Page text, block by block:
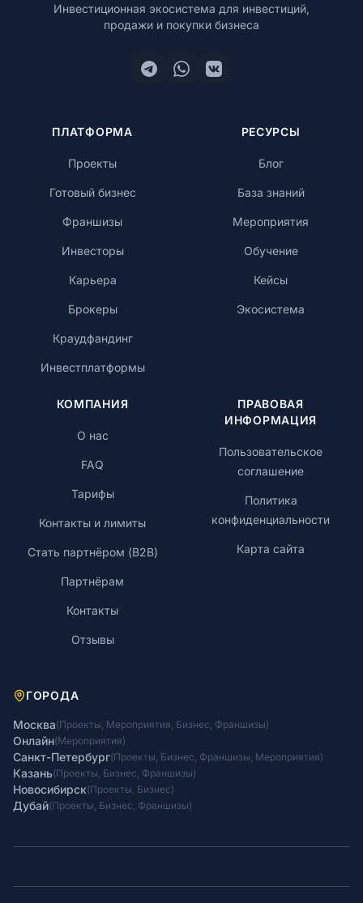
© 2026 Все права защищены
Инвестиционная экосистема для инвестиций,
продажи и покупки бизнеса
ПЛАТФОРМА
Проекты
Готовый бизнес
Франшизы
Инвесторы
Карьера
Брокеры
Краудфандинг
Инвестплатформы
РЕСУРСЫ
Блог
База знаний
Мероприятия
Обучение
Кейсы
Экосистема
КОМПАНИЯ
О нас
FAQ
Тарифы
Контакты и лимиты
Стать партнёром (B2B)
Партнёрам
Контакты
Отзывы
ПРАВОВАЯ
ИНФОРМАЦИЯ
Пользовательское
соглашение
Политика
конфиденциальности
Карта сайта
ГОРОДА
Москва(Проекты, Мероприятия, Бизнес, Франшизы)
Онлайн(Мероприятия)
Санкт-Петербург(Проекты, Бизнес, Франшизы, Мероприятия)
Казань(Проекты, Бизнес, Франшизы)
Новосибирск(Проекты, Бизнес)
Дубай(Проекты, Бизнес, Франшизы)